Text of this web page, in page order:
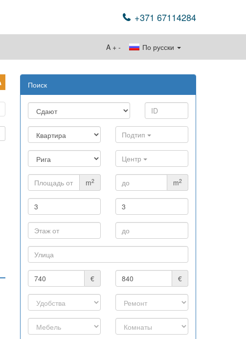
+371 67114284
По русски
A + -
Поиск
Подтип
Центр
m2 m2
€ €